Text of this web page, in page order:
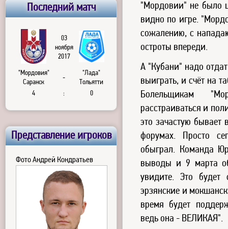
"Мордовии" не было
видно по игре.
сожалению, с
остроты впереди.
А "Кубани" надо
выиграть, и счёт на
Болельщикам
расстраиваться и
это зачастую бывает
форумах. Просто
обыграл. Команда
выводы и 9 марта
увидите. Это
эрзянские и
время будет
ведь она - ВЕЛИКАЯ".
Последний матч
03
ноября
2017
"Мордовия"
Саранск
-
"Лада"
Тольятти
4
: 0
Представление игроков
Фото Андрей Кондратьев